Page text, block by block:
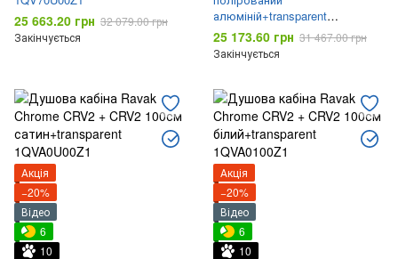
25 663.20 грн 32 079.00 грн
Закінчується
алюміній+transparent
1QVA0C00Z1
25 173.60 грн 31 467.00 грн
Закінчується
Акція
−20%
Відео
6
10
Акція
−20%
Відео
6
10